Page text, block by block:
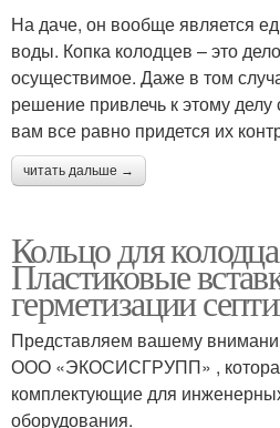
На даче, он вообще является
воды. Копка колодцев – это
осуществимое. Даже в том
решение привлечь к этому
вам все равно придется их
читать дальше →
Кольцо для
Пластиковые
герметизации
Представляем вашему
ООО «ЭКОСИСГРУПП» ,
комплектующие для
оборудования.